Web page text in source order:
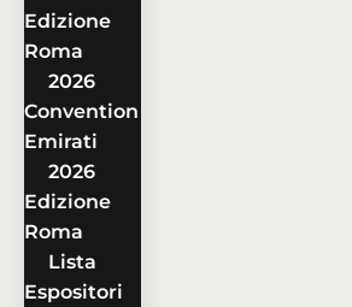
Edizione
Roma
2026
Convention
Emirati
2026
Edizione
Roma
Lista
Espositori